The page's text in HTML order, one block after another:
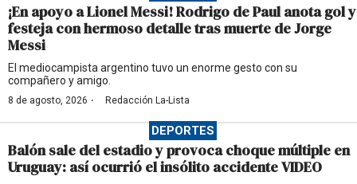
¡En apoyo a Lionel Messi! Rodrigo de Paul anota gol y
festeja con hermoso detalle tras muerte de Jorge
Messi
El mediocampista argentino tuvo un enorme gesto con su
compañero y amigo.
8 de agosto, 2026 · Redacción La-Lista
DEPORTES
Balón sale del estadio y provoca choque múltiple en
Uruguay: así ocurrió el insólito accidente VIDEO